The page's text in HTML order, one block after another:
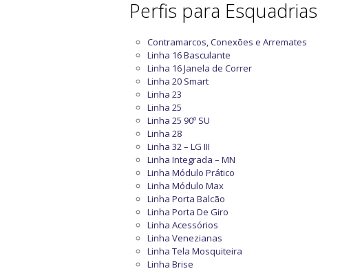
Perfis para Esquadrias
Contramarcos, Conexões e Arremates
Linha 16 Basculante
Linha 16 Janela de Correr
Linha 20 Smart
Linha 23
Linha 25
Linha 25 90º SU
Linha 28
Linha 32 – LG III
Linha Integrada – MN
Linha Módulo Prático
Linha Módulo Max
Linha Porta Balcão
Linha Porta De Giro
Linha Acessórios
Linha Venezianas
Linha Tela Mosquiteira
Linha Brise